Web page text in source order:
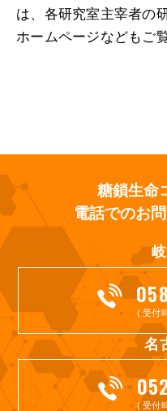
は、各研究室主宰者の
ホームページなどもご
糖鎖生命
電話でのお
( 受付
名
( 受付